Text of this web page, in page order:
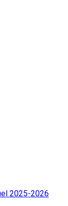
2025-2026